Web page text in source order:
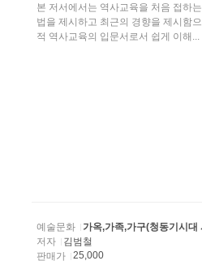
본 저서에서는 역사교육을 처음 접하
법을 제시하고 최근의 경향을 제시함
적 역사교육의 입문서로서 쉽게 이해...
예술문화
가옥,가족,가구(청동기시
저자
김범철
판매가
25,000